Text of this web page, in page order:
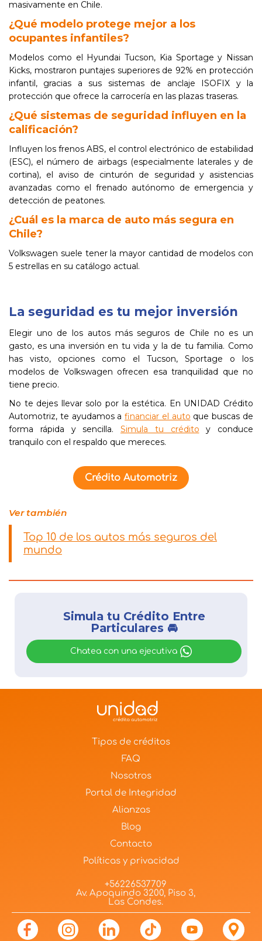
masivamente en Chile.
¿Qué modelo protege mejor a los
ocupantes infantiles?
Modelos como el Hyundai Tucson, Kia Sportage y Nissan
Kicks, mostraron puntajes superiores de 92% en protección
infantil, gracias a sus sistemas de anclaje ISOFIX y la
protección que ofrece la carrocería en las plazas traseras.
¿Qué sistemas de seguridad influyen en la
calificación?
Influyen los frenos ABS, el control electrónico de estabilidad
(ESC), el número de airbags (especialmente laterales y de
cortina), el aviso de cinturón de seguridad y asistencias
avanzadas como el frenado autónomo de emergencia y
detección de peatones.
¿Cuál es la marca de auto más segura en
Chile?
Volkswagen suele tener la mayor cantidad de modelos con
5 estrellas en su catálogo actual.
La seguridad es tu mejor inversión
Elegir uno de los autos más seguros de Chile no es un
gasto, es una inversión en tu vida y la de tu familia. Como
has visto, opciones como el Tucson, Sportage o los
modelos de Volkswagen ofrecen esa tranquilidad que no
tiene precio.
No te dejes llevar solo por la estética. En UNIDAD Crédito
Automotriz, te ayudamos afinanciar el auto que buscas de
forma rápida y sencilla. Simula tu crédito y conduce
tranquilo con el respaldo que mereces.
Crédito Automotriz
Ver también
Top 10 de los autos más seguros del
mundo
Simula tu Crédito Entre
Particulares 🚘
Chatea con una ejecutiva
Tipos de créditos
FAQ
Nosotros
Portal de Integridad
Alianzas
Blog
Contacto
Políticas y privacidad
+56226537709
Av. Apoquindo 3200, Piso 3,
Las Condes.